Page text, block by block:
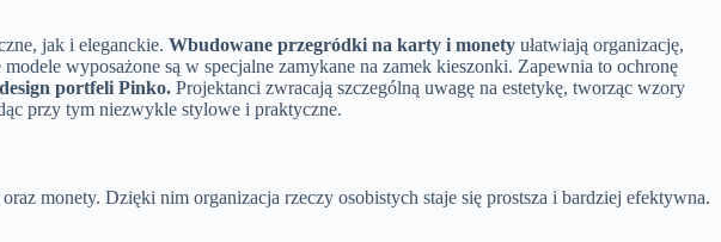
jak i eleganckie. Wbudowane przegródki na karty i monety ułatwiają organizację,
modele wyposażone są w specjalne zamykane na zamek kieszonki. Zapewnia to ochronę
portfeli Pinko. Projektanci zwracają szczególną uwagę na estetykę, tworząc wzory
przy tym niezwykle stylowe i praktyczne.
monety. Dzięki nim organizacja rzeczy osobistych staje się prostsza i bardziej efektywna.